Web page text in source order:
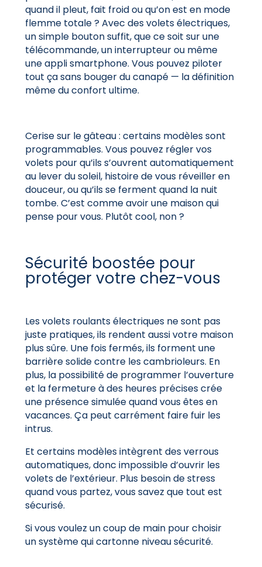
quand il pleut, fait froid ou qu’on est en mode
flemme totale ? Avec des volets électriques,
un simple bouton suffit, que ce soit sur une
télécommande, un interrupteur ou même
une appli smartphone. Vous pouvez piloter
tout ça sans bouger du canapé — la définition
même du confort ultime.
Cerise sur le gâteau : certains modèles sont
programmables. Vous pouvez régler vos
volets pour qu’ils s’ouvrent automatiquement
au lever du soleil, histoire de vous réveiller en
douceur, ou qu’ils se ferment quand la nuit
tombe. C’est comme avoir une maison qui
pense pour vous. Plutôt cool, non ?
Sécurité boostée pour
protéger votre chez-vous
Les volets roulants électriques ne sont pas
juste pratiques, ils rendent aussi votre maison
plus sûre. Une fois fermés, ils forment une
barrière solide contre les cambrioleurs. En
plus, la possibilité de programmer l’ouverture
et la fermeture à des heures précises crée
une présence simulée quand vous êtes en
vacances. Ça peut carrément faire fuir les
intrus.
Et certains modèles intègrent des verrous
automatiques, donc impossible d’ouvrir les
volets de l’extérieur. Plus besoin de stress
quand vous partez, vous savez que tout est
sécurisé.
Si vous voulez un coup de main pour choisir
un système qui cartonne niveau sécurité.